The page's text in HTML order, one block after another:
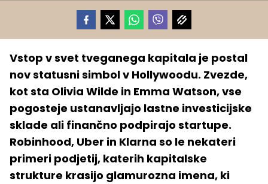
Vstop v svet tveganega kapitala je postal
nov statusni simbol v Hollywoodu. Zvezde,
kot sta Olivia Wilde in Emma Watson, vse
pogosteje ustanavljajo lastne investicijske
sklade ali finančno podpirajo startupe.
Robinhood, Uber in Klarna so le nekateri
primeri podjetij, katerih kapitalske
strukture krasijo glamurozna imena, ki